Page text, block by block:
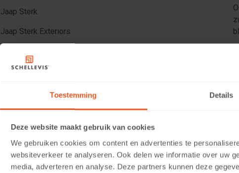
Toestemming Details
Deze website maakt gebruik van cookies
We gebruiken cookies om content en advertenties te
websiteverkeer te analyseren. Ook delen we informatie over uw
media, adverteren en analyse. Deze partners kunnen deze
Jaap Sterk
Jaap Sterk Exteriors
Zwembad
Grootformaat tegel 100x100x5 Antraciet
Opsluiting 100x50x5 Antraciet
Opsluiting 100x30x5 Antraciet
Blokmodel 100x40x20 Antraciet